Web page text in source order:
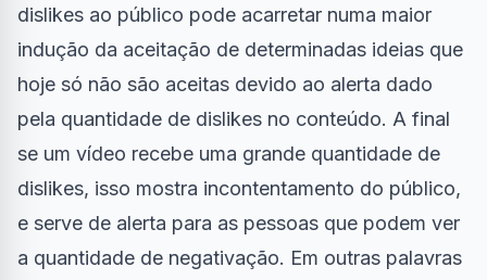
dislikes ao público pode acarretar numa maior
indução da aceitação de determinadas ideias que
hoje só não são aceitas devido ao alerta dado
pela quantidade de dislikes no conteúdo. A final
se um vídeo recebe uma grande quantidade de
dislikes, isso mostra incontentamento do público,
e serve de alerta para as pessoas que podem ver
a quantidade de negativação. Em outras palavras